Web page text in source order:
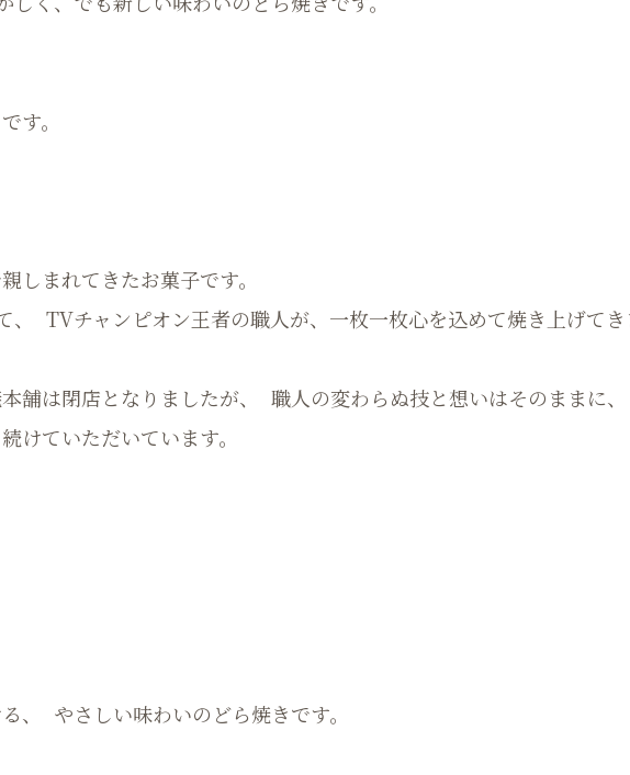
す。
しまれてきたお菓子です。
、 TVチャンピオン王者の職人が、一枚一枚心を込めて焼き上げてき
舗は閉店となりましたが、 職人の変わらぬ技と想いはそのままに
けていただいています。
、 やさしい味わいのどら焼きです。